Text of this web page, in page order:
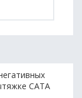
CATA